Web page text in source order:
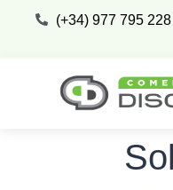
(+34) 977 795 228